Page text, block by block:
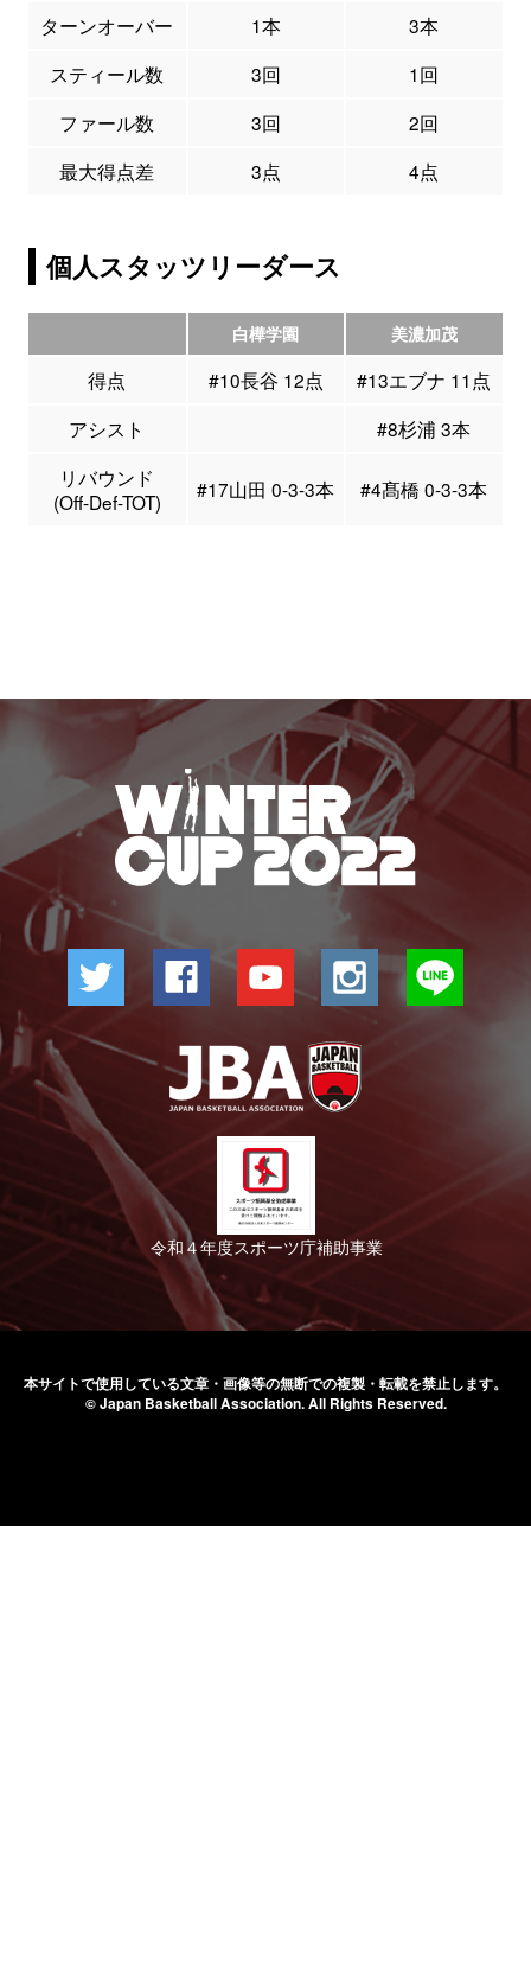
ターンオーバー
1本
3本
スティール数
3回
1回
ファール数
3回
2回
最大得点差
3点 4点
個人スタッツリーダース
白樺学園 美濃加茂
得点 #10長谷 12点
#13エブナ 11点
アシスト
#8杉浦 3本
リバウンド
(Off-Def-TOT)
#17山田 0-3-3本 #4髙橋 0-3-3本
令和４年度スポーツ庁補助事業
本サイトで使用している文章・画像等の無断での複製・転載を禁止します。
© Japan Basketball Association.All Rights Reserved.